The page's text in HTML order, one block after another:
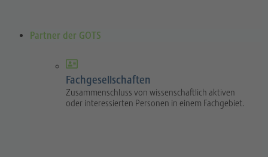
Partner der GOTS
Fachgesellschaften
Zusammenschluss von wissenschaftlich aktiven
oder interessierten Personen in einem Fachgebiet.